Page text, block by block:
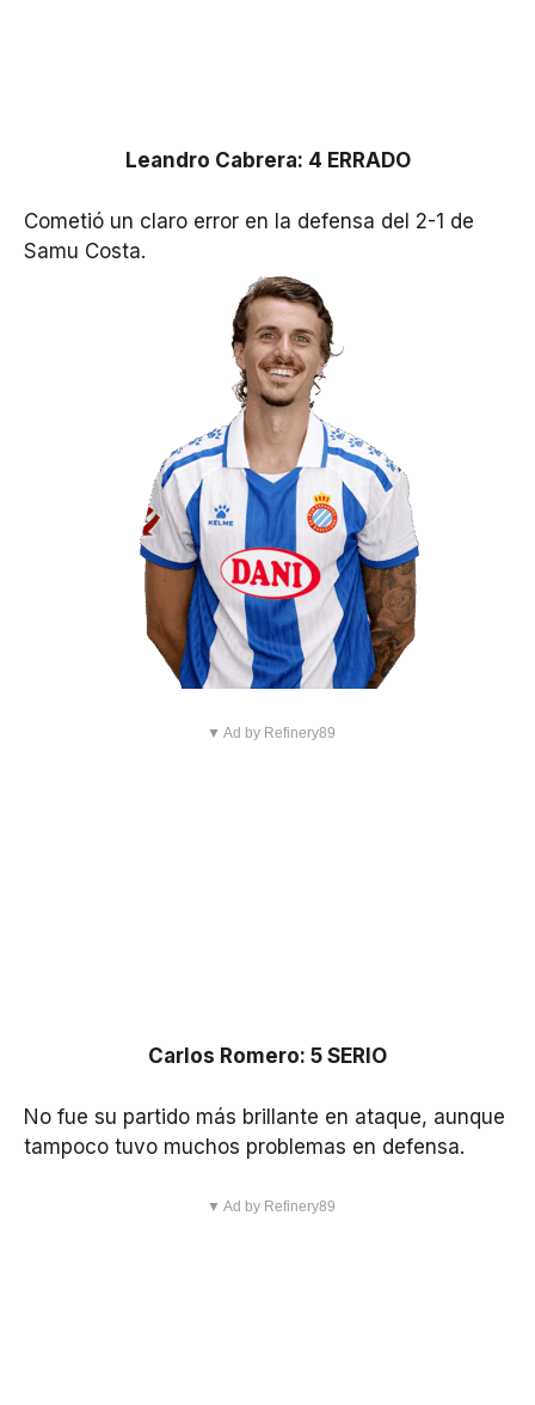
Leandro Cabrera: 4 ERRADO
Cometió un claro error en la defensa del 2-1 de
Samu Costa.
▼ Ad by Refinery89
Carlos Romero: 5 SERIO
No fue su partido más brillante en ataque, aunque
tampoco tuvo muchos problemas en defensa.
▼ Ad by Refinery89